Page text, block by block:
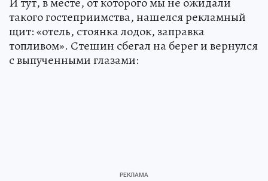
такого гостеприимства, нашелся рекламный
щит: «отель, стоянка лодок, заправка
топливом». Стешин сбегал на берег и вернулся
с выпученными глазами: